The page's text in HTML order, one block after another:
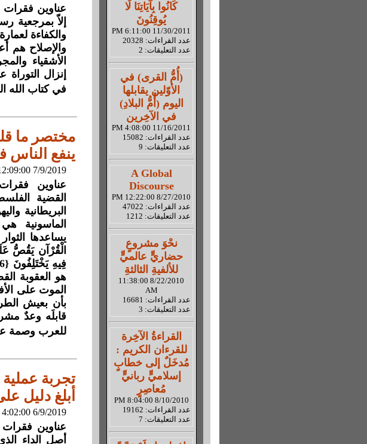
كَانُوا بِآيَاتِنَا لَا
يُوقِنُونَ
11/30/2011 6:11:00 PM
عدد القراءات: 20328
عدد التعليقات: 2
(أُمُّ القرى) في
الأوّلين يقابلها
اليوم (أُمُّ البلادِ)
في الآخِرين
11/16/2011 4:08:00 PM
عدد القراءات: 15082
عدد التعليقات: 9
A Global
Discourse
8/27/2010 12:22:00 PM
عدد القراءات: 47022
عدد التعليقات: 1212
نحْوَ مشروعٍ
حضاريٍّ عالميٍّ
للألفيةِ الثالثةِ
8/22/2010 11:38:00
AM
عدد القراءات: 16681
عدد التعليقات: 3
القراءةُ الآخِرة
للقرءان الكريم :
مُدخَلٌ إلى خطابٍ
إسلاميٍّ ربانيٍّ
مُعاصِرٍ
8/10/2010 8:04:00 PM
عدد القراءات: 19162
عدد التعليقات: 7
في كتاب الله
مختصر ما
ينفع الناس
7/9/2019 12:09:00 PM -
القضية
الماسونية
الْقُرْآن يَقُصُّ
هو العقوبة
للعرب وصمة
أبلغ دليل
6/9/2019 4:02:00 AM -